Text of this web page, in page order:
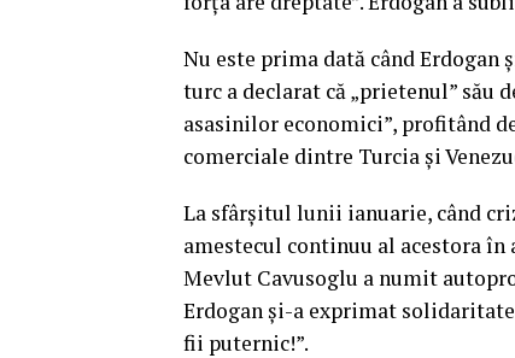
Nu este prima dată când
turc a declarat că „prietenul” său
asasinilor economici”, profitând
comerciale dintre Turcia și
La sfârșitul lunii ianuarie, când
amestecul continuu al acestora
Mevlut Cavusoglu a numit
Erdogan și-a exprimat
fii puternic!”.